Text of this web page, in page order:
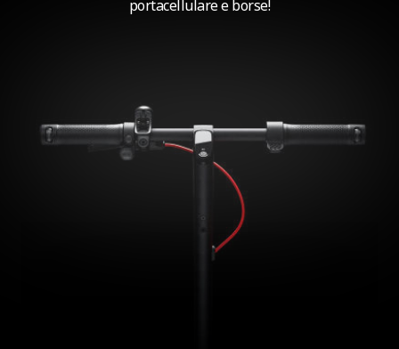
portacellulare e borse!